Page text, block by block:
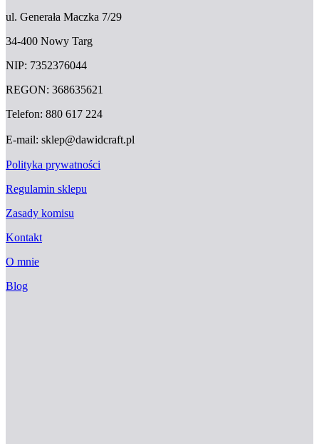
ul. Generała Maczka 7/29
34-400 Nowy Targ
NIP: 7352376044
REGON: 368635621
Telefon: 880 617 224
E-mail: sklep@dawidcraft.pl
Polityka prywatności
Regulamin sklepu
Zasady komisu
Kontakt
O mnie
Blog